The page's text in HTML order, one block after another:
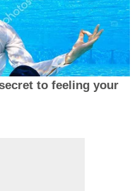
to feeling your